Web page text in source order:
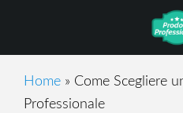
main
content
primary
sidebar
footer
Home » Come Scegliere
Professionale